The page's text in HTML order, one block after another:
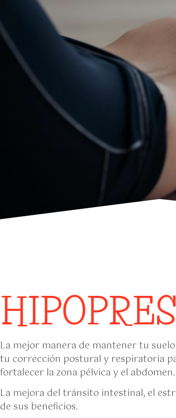
La mejor manera de mantener tu
tu corrección postural y respiratoria
fortalecer la zona pélvica y el abdomen.
La mejora del tránsito intestinal, el
de sus beneficios.